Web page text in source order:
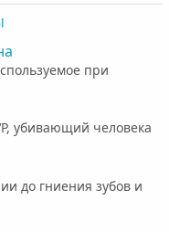
при
убивающий человека
до гниения зубов и